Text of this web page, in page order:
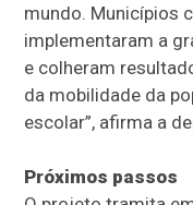
mundo. Municípios
implementaram a
e colheram
da mobilidade da
escolar”, afirma a
Próximos passos